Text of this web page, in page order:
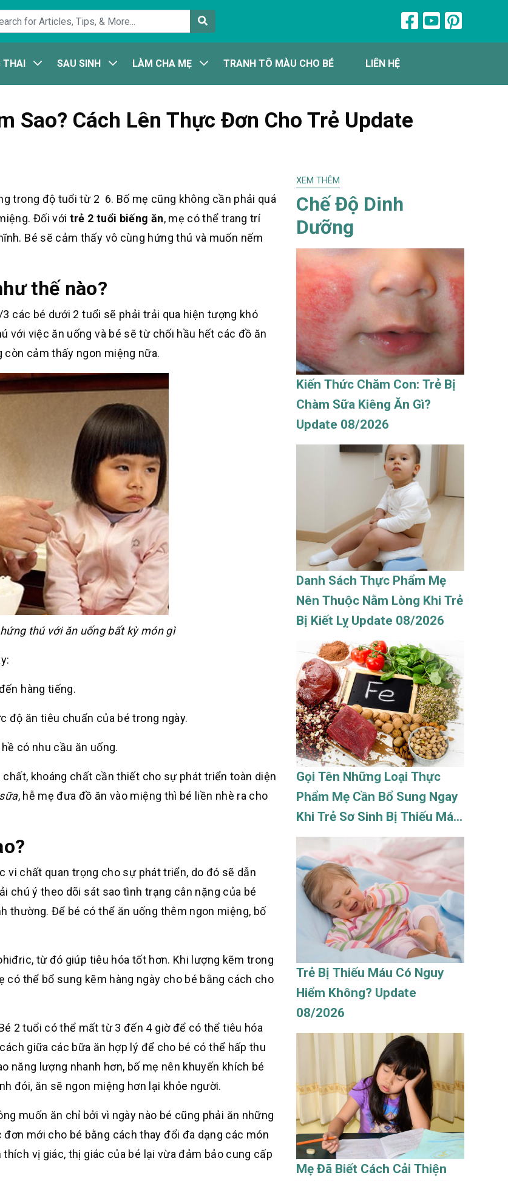
THAI SAU SINH LÀM CHA MẸ TRANH TÔ MÀU CHO BÉ LIÊN HỆ
Sao? Cách Lên Thực Đơn Cho Trẻ Update
trong độ tuổi từ 2 6. Bố mẹ cũng không cần phải quá
Đối với trẻ 2 tuổi biếng ăn, mẹ có thể trang trí
Bé sẽ cảm thấy vô cùng hứng thú và muốn nếm
thế nào?
các bé dưới 2 tuổi sẽ phải trải qua hiện tượng khó
với việc ăn uống và bé sẽ từ chối hầu hết các đồ ăn
cảm thấy ngon miệng nữa.
thú với ăn uống bất kỳ món gì
hàng tiếng.
độ ăn tiêu chuẩn của bé trong ngày.
có nhu cầu ăn uống.
khoáng chất cần thiết cho sự phát triển toàn diện
, hễ mẹ đưa đồ ăn vào miệng thì bé liền nhè ra cho
vi chất quan trọng cho sự phát triển, do đó sẽ dẫn
chú ý theo dõi sát sao tình trạng cân nặng của bé
thường. Để bé có thể ăn uống thêm ngon miệng, bố
từ đó giúp tiêu hóa tốt hơn. Khi lượng kẽm trong
có thể bổ sung kẽm hàng ngày cho bé bằng cách cho
2 tuổi có thể mất từ 3 đến 4 giờ để có thể tiêu hóa
giữa các bữa ăn hợp lý để cho bé có thể hấp thu
năng lượng nhanh hơn, bố mẹ nên khuyến khích bé
đói, ăn sẽ ngon miệng hơn lại khỏe người.
muốn ăn chỉ bởi vì ngày nào bé cũng phải ăn những
mới cho bé bằng cách thay đổi đa dạng các món
vị giác, thị giác của bé lại vừa đảm bảo cung cấp
XEM THÊM
Chế Độ Dinh
Dưỡng
Kiến Thức Chăm Con: Trẻ Bị
Chàm Sữa Kiêng Ăn Gì?
Update 08/2026
Danh Sách Thực Phẩm Mẹ
Nên Thuộc Nằm Lòng Khi Trẻ
Bị Kiết Lỵ Update 08/2026
Gọi Tên Những Loại Thực
Phẩm Mẹ Cần Bổ Sung Ngay
Khi Trẻ Sơ Sinh Bị Thiếu Máu
Update 08/2026
Trẻ Bị Thiếu Máu Có Nguy
Hiểm Không? Update
08/2026
Mẹ Đã Biết Cách Cải Thiện